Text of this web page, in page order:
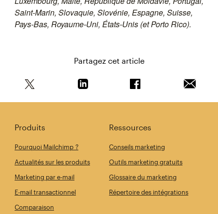
Saint-Marin, Slovaquie, Slovénie, Espagne, Suisse,
Pays-Bas, Royaume-Uni, États-Unis (et Porto Rico).
Partagez cet article
Produits
Pourquoi Mailchimp ?
Actualités sur les produits
Marketing par e-mail
E-mail transactionnel
Comparaison
Ressources
Conseils marketing
Outils marketing gratuits
Glossaire du marketing
Répertoire des intégrations